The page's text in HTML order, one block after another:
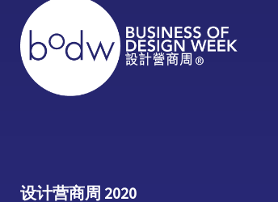
设计营商周 2020